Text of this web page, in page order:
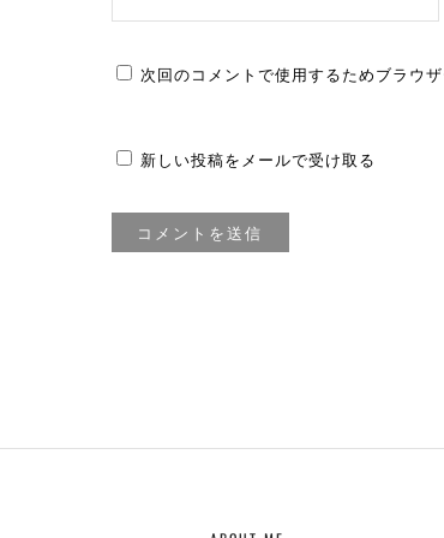
次回のコメントで使用するためブラウ
新しい投稿をメールで受け取る